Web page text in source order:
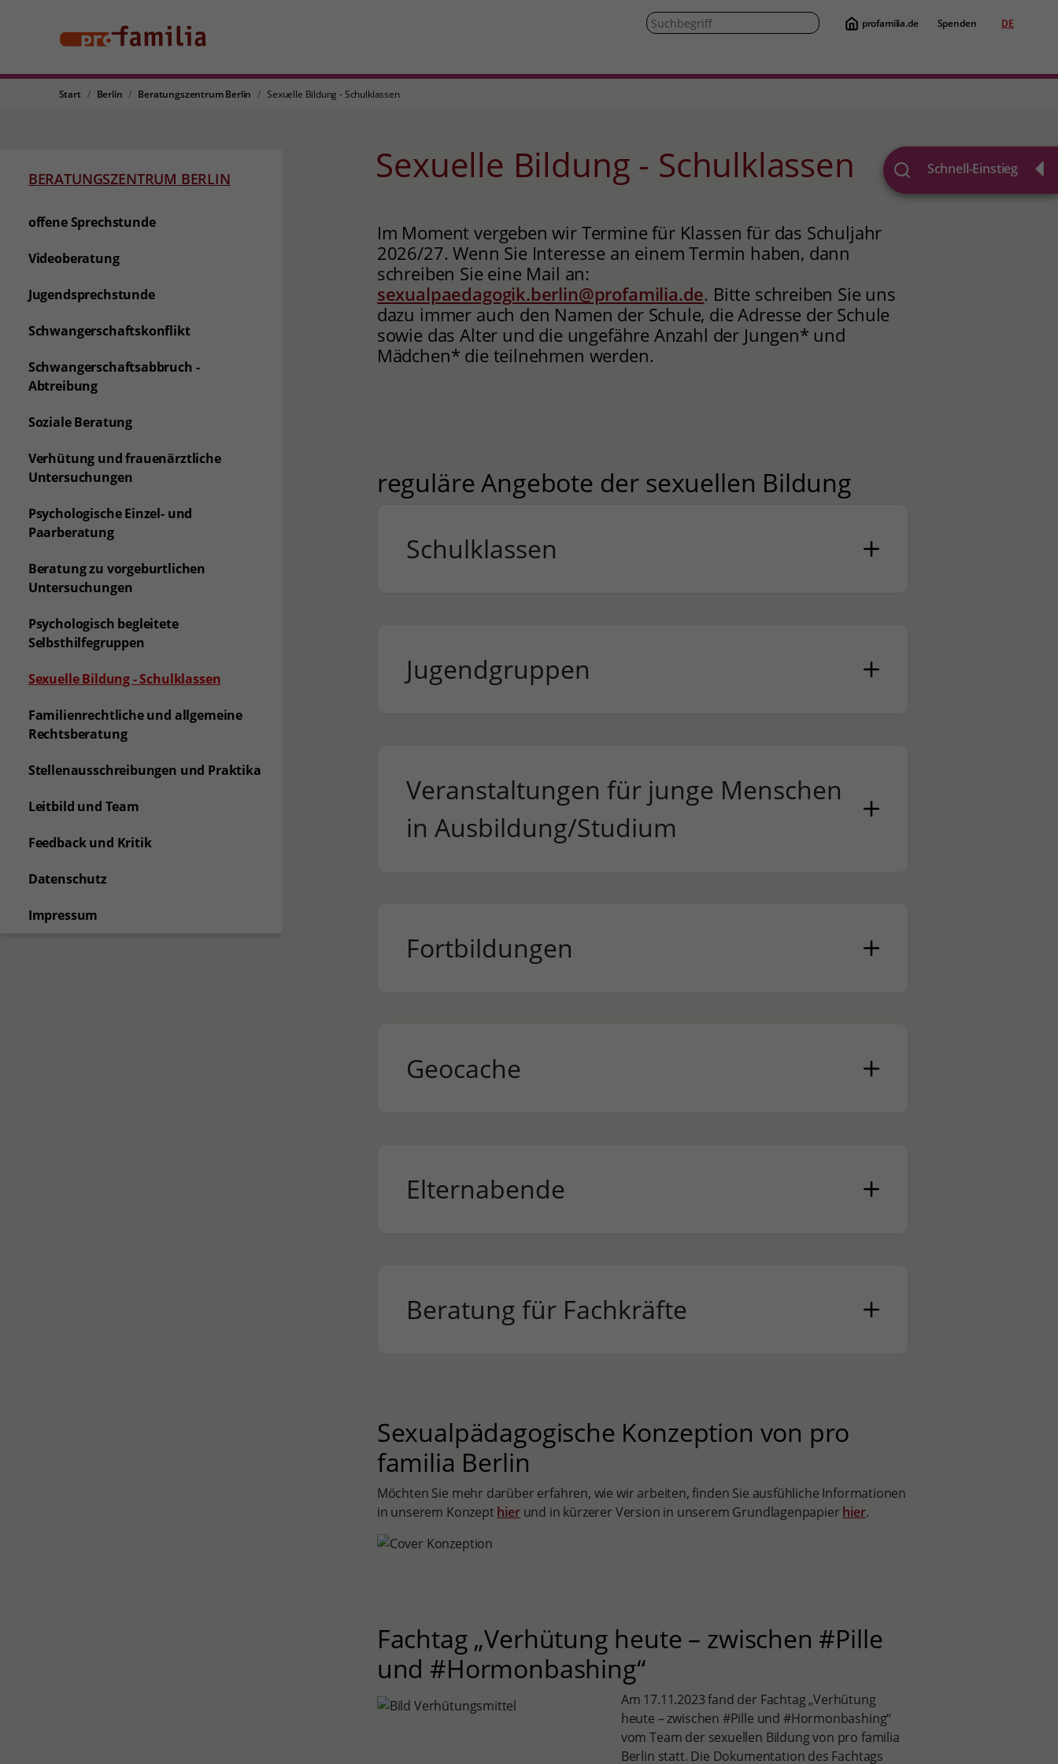
profamilia.de Spenden DE
Start Berlin Beratungszentrum Berlin Sexuelle Bildung - Schulklassen
Schnell-Einstieg
BERATUNGSZENTRUM BERLIN
offene Sprechstunde
Videoberatung
Jugendsprechstunde
Schwangerschaftskonflikt
Schwangerschaftsabbruch -
Abtreibung
Soziale Beratung
Verhütung und frauenärztliche
Untersuchungen
Psychologische Einzel- und
Paarberatung
Beratung zu vorgeburtlichen
Untersuchungen
Psychologisch begleitete
Selbsthilfegruppen
Sexuelle Bildung - Schulklassen(aktuelle Seite)
Familienrechtliche und allgemeine
Rechtsberatung
Stellenausschreibungen und Praktika
Leitbild und Team
Feedback und Kritik
Datenschutz
Impressum
Sexuelle Bildung - Schulklassen
Im Moment vergeben wir Termine für Klassen für das Schuljahr
2026/27. Wenn Sie Interesse an einem Termin haben, dann
schreiben Sie eine Mail an:
sexualpaedagogik.berlin@profamilia.de. Bitte schreiben Sie uns
dazu immer auch den Namen der Schule, die Adresse der Schule
sowie das Alter und die ungefähre Anzahl der Jungen* und
Mädchen* die teilnehmen werden.
reguläre Angebote der sexuellen Bildung
Schulklassen
Jugendgruppen
Veranstaltungen für junge Menschen
in Ausbildung/Studium
Fortbildungen
Geocache
Elternabende
Beratung für Fachkräfte
Sexualpädagogische Konzeption von pro
familia Berlin
Möchten Sie mehr darüber erfahren, wie wir arbeiten, finden Sie ausfühliche Informationen
in unserem Konzept hierund in kürzerer Version in unserem Grundlagenpapier hier.
Fachtag „Verhütung heute – zwischen #Pille
und #Hormonbashing“
Am 17.11.2023 fand der Fachtag „Verhütung
heute – zwischen #Pille und #Hormonbashing“
vom Team der sexuellen Bildung von pro familia
Berlin statt. Die Dokumentation des Fachtags